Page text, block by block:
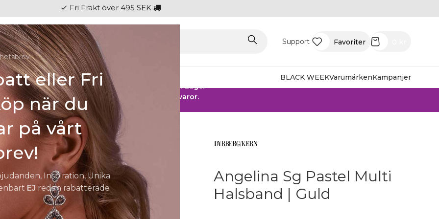
eller Fri
när du
på vårt
Inspiration, Unika
EJ redan rabatterade
Support Favoriter
RingarKlockorHerrBarnFest BLACK WEEKVarumärkenKampanjer
SMYCKENDAHLS
Rabatter på varor i Lager
25% på tusentals varor.
Angelina Sg Pastel Multi
Halsband | Guld